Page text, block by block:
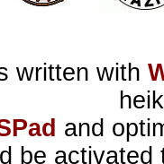
written with
and
be